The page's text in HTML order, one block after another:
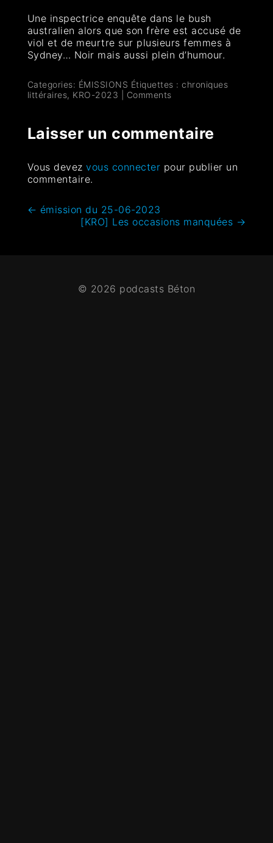
Une inspectrice enquête dans le bush
australien alors que son frère est accusé de
viol et de meurtre sur plusieurs femmes à
Sydney… Noir mais aussi plein d’humour.
Categories: ÉMISSIONS Étiquettes :chroniques
littéraires, KRO-2023 Comments
Laisser un commentaire
Vous devezvous connecter pour publier un
commentaire.
← émission du 25-06-2023
[KRO] Les occasions manquées →
© 2026 podcasts Béton